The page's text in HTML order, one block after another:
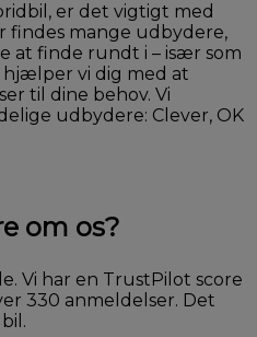
er det vigtigt med
findes mange udbydere,
at finde rundt i – især som
vi dig med at
til dine behov. Vi
udbydere: Clever, OK
om os?
Vi har en TrustPilot score
330 anmeldelser. Det